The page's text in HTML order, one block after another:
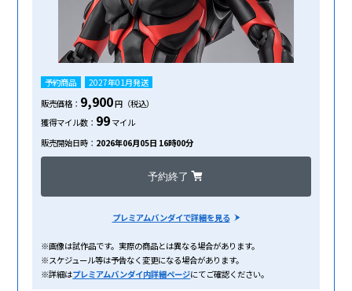
予約商品
2027年01月発送
販売価格： 9,900円（税込）
獲得マイル数： 99 マイル
販売開始日時： 2026年06月05日 16時00分
予約終了
プレミアムバンダイで詳細を見る
※画像は試作品です。実際の商品とは異なる場合があります。
※スケジュール等は予告なく変更になる場合があります。
※詳細はプレミアムバンダイ内詳細ページにてご確認ください。